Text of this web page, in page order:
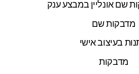
שם אונליין במבצע ענק
מדבקות שם
בעיצוב אישי
מדבקות